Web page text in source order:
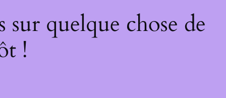
quelque chose de
!